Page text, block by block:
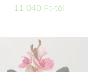
11 040 Ft-tól